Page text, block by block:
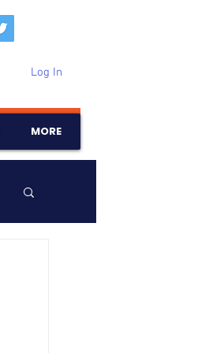
Log In
MORE